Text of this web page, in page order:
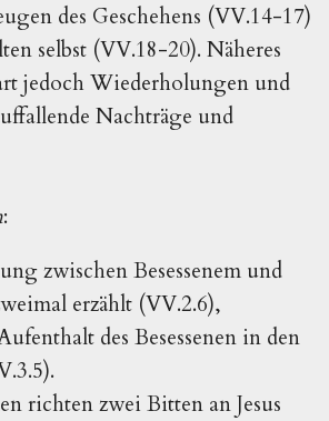
des Geschehens (VV.14-17)
selbst (VV.18-20). Näheres
jedoch Wiederholungen und
Nachträge und
:
zwischen Besessenem und
erzählt (VV.2.6),
des Besessenen in den
richten zwei Bitten an Jesus